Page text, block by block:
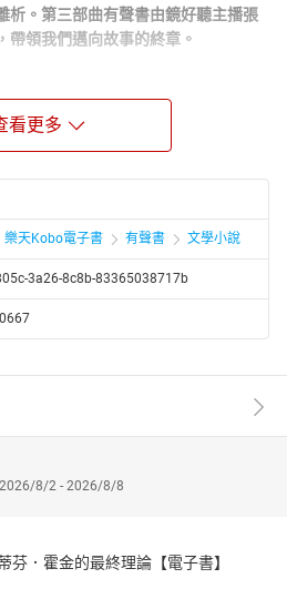
析。 第三部曲有聲書由鏡好聽主播張
帶領我們邁向故事的終章。
盛綻於創傷記憶的惡之花！
囊括全球多項大獎殊榮**――**
亞獎、科蘇特獎、凱勒獎、席勒獎、
學獎
個人生裡……
年。」
多久？一個人又能活多少年？我一無
雙胞胎兄弟。
都感到新奇，太陽、風、黑夜、月
不怕大人說的關於戰爭的遊戲。
了愛，失去了仁慈，只能努力把想像
字才能令真話變成假話，讓謊言化為
看更多
樂天Kobo電子書 有聲書 文學小說
3a26-8c8b-83365038717b
8/2 - 2026/8/8
芬．霍金的最終理論【電子書】